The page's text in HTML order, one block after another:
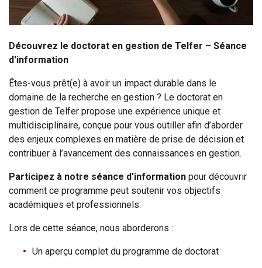
Découvrez le doctorat en gestion de Telfer – Séance
d'information
Êtes-vous prêt(e) à avoir un impact durable dans le
domaine de la recherche en gestion ? Le doctorat en
gestion de Telfer propose une expérience unique et
multidisciplinaire, conçue pour vous outiller afin d’aborder
des enjeux complexes en matière de prise de décision et
contribuer à l’avancement des connaissances en gestion.
Participez à notre séance d'information pour découvrir
comment ce programme peut soutenir vos objectifs
académiques et professionnels.
Lors de cette séance, nous aborderons :
Un aperçu complet du programme de doctorat